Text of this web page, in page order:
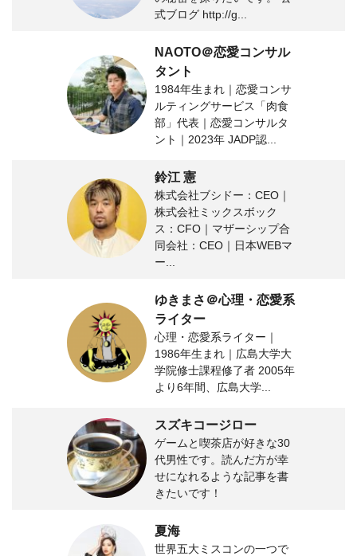
式ブログ http://g...
NAOTO＠恋愛コンサル
タント
1984年生まれ｜恋愛コンサ
ルティングサービス「肉食
部」代表｜恋愛コンサルタ
ント｜2023年 JADP認...
鈴江 憲
株式会社ブシドー：CEO｜
株式会社ミックスボック
ス：CFO｜マザーシップ合
同会社：CEO｜日本WEBマ
ー...
ゆきまさ＠心理・恋愛系
ライター
心理・恋愛系ライター｜
1986年生まれ｜広島大学大
学院修士課程修了者 2005年
より6年間、広島大学...
スズキコージロー
ゲームと喫茶店が好きな30
代男性です。読んだ方が幸
せになれるような記事を書
きたいです！
夏海
世界五大ミスコンの一つで